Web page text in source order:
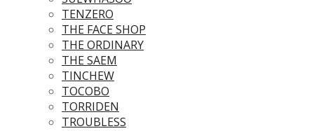
TENZERO
THE FACE SHOP
THE ORDINARY
THE SAEM
TINCHEW
TOCOBO
TORRIDEN
TROUBLESS